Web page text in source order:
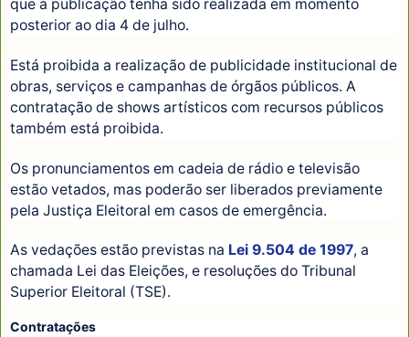
que a publicação tenha sido realizada em momento
posterior ao dia 4 de julho.
Está proibida a realização de publicidade institucional de
obras, serviços e campanhas de órgãos públicos. A
contratação de shows artísticos com recursos públicos
também está proibida.
Os pronunciamentos em cadeia de rádio e televisão
estão vetados, mas poderão ser liberados previamente
pela Justiça Eleitoral em casos de emergência.
As vedações estão previstas na Lei 9.504 de 1997, a
chamada Lei das Eleições, e resoluções do Tribunal
Superior Eleitoral (TSE).
Contratações